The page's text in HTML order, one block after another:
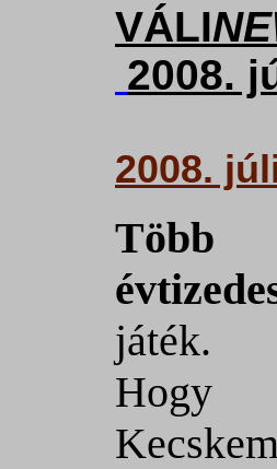
VÁLI
2008.
2008.
Több
játék.
Hogy